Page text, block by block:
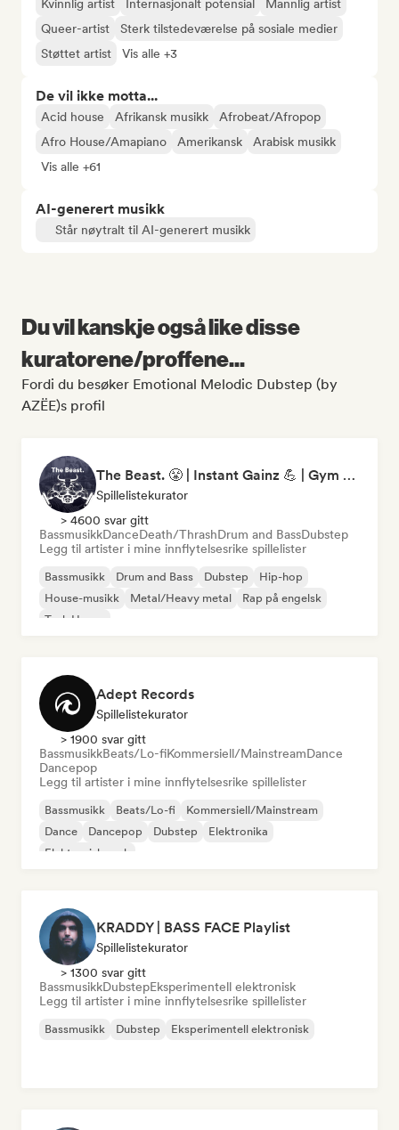
Kvinnlig artist Internasjonalt potensial
Mannlig artist
Queer-artist
Sterk tilstedeværelse på sosiale medier
Støttet artist
Vis alle +3
De vil ikke motta...
Acid house Afrikansk musikk
Afrobeat/Afropop
Afro House/Amapiano
Amerikansk
Arabisk musikk
Vis alle +61
AI-generert musikk
Står nøytralt til AI-generert musikk
Du vil kanskje også like disse
kuratorene/proffene...
Fordi du besøker Emotional Melodic Dubstep (by
AZËE)s profil
The Beast. 😤 | Instant Gainz 💪 | Gym Workout & Motivation Music 🏋️
Spillelistekurator
> 4600 svar gitt
BassmusikkDanceDeath/ThrashDrum and BassDubstep
Legg til artister i mine innflytelsesrike spillelister
Bassmusikk Drum and Bass Dubstep
Hip-hop
House-musikk
Metal/Heavy metal
Rap på engelsk
Tech House
Adept Records
Spillelistekurator
> 1900 svar gitt
BassmusikkBeats/Lo-fiKommersiell/MainstreamDance
Dancepop
Legg til artister i mine innflytelsesrike spillelister
Bassmusikk Beats/Lo-fi
Kommersiell/Mainstream
Dance
Dancepop Dubstep
Elektronika
Elektronisk rock
KRADDY | BASS FACE Playlist
Spillelistekurator
> 1300 svar gitt
BassmusikkDubstepEksperimentell elektronisk
Legg til artister i mine innflytelsesrike spillelister
Bassmusikk Dubstep Eksperimentell elektronisk